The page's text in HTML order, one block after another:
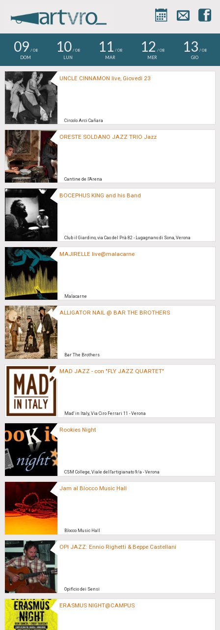



09 / 08
DOM
10/ 08
LUN
11 / 08
MAR
12 / 08
MER
13 / 08
GIO
UNCLE CINNAMON live, Giovedì 23
Circolo Arci Cañara
ORESTE SOLDANO JAZZ TRIO Jazz
Cantine de l'Arena
BOCEPHUS KING and his Band
Club il Giardino, via Cao del Prà 82 - Lugagnano di Sona, Verona
MAJIRELLE live@malacarne
Malacarne
ALLIGATOR NAIL @ BAR THE BROTHERS
Bar The Brothers
MAD JAZZ - con "FLY JAZZ QUARTET"
Mad' in Italy, Via Ciro Ferrari 11 - Verona
Rookies Night
CSM College, Viale dell'artigianato 9/a - Verona
Jam al Blocco Music Hall
Blocco Music Hall
OPI JAZZ: Ennio Righetti & Beppe Castellani
Opificio dei Sensi
ERASMUS NIGHT@CAMPUS